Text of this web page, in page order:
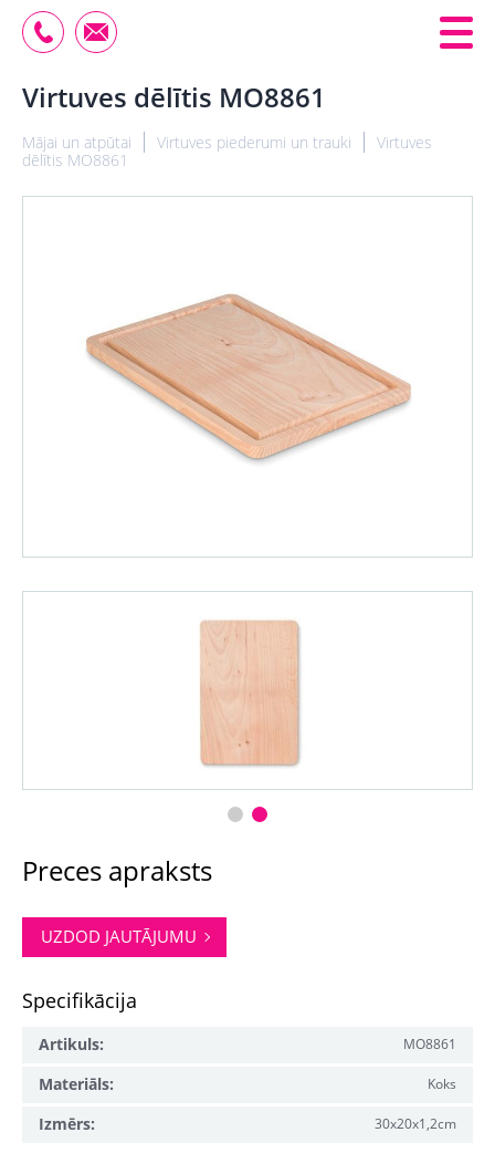
Virtuves dēlītis MO8861
Mājai un atpūtai Virtuves piederumi un trauki
Virtuves
dēlītis MO8861
Preces apraksts
UZDOD JAUTĀJUMU
Specifikācija
Artikuls: MO8861
Materiāls: Koks
Izmērs: 30x20x1,2cm